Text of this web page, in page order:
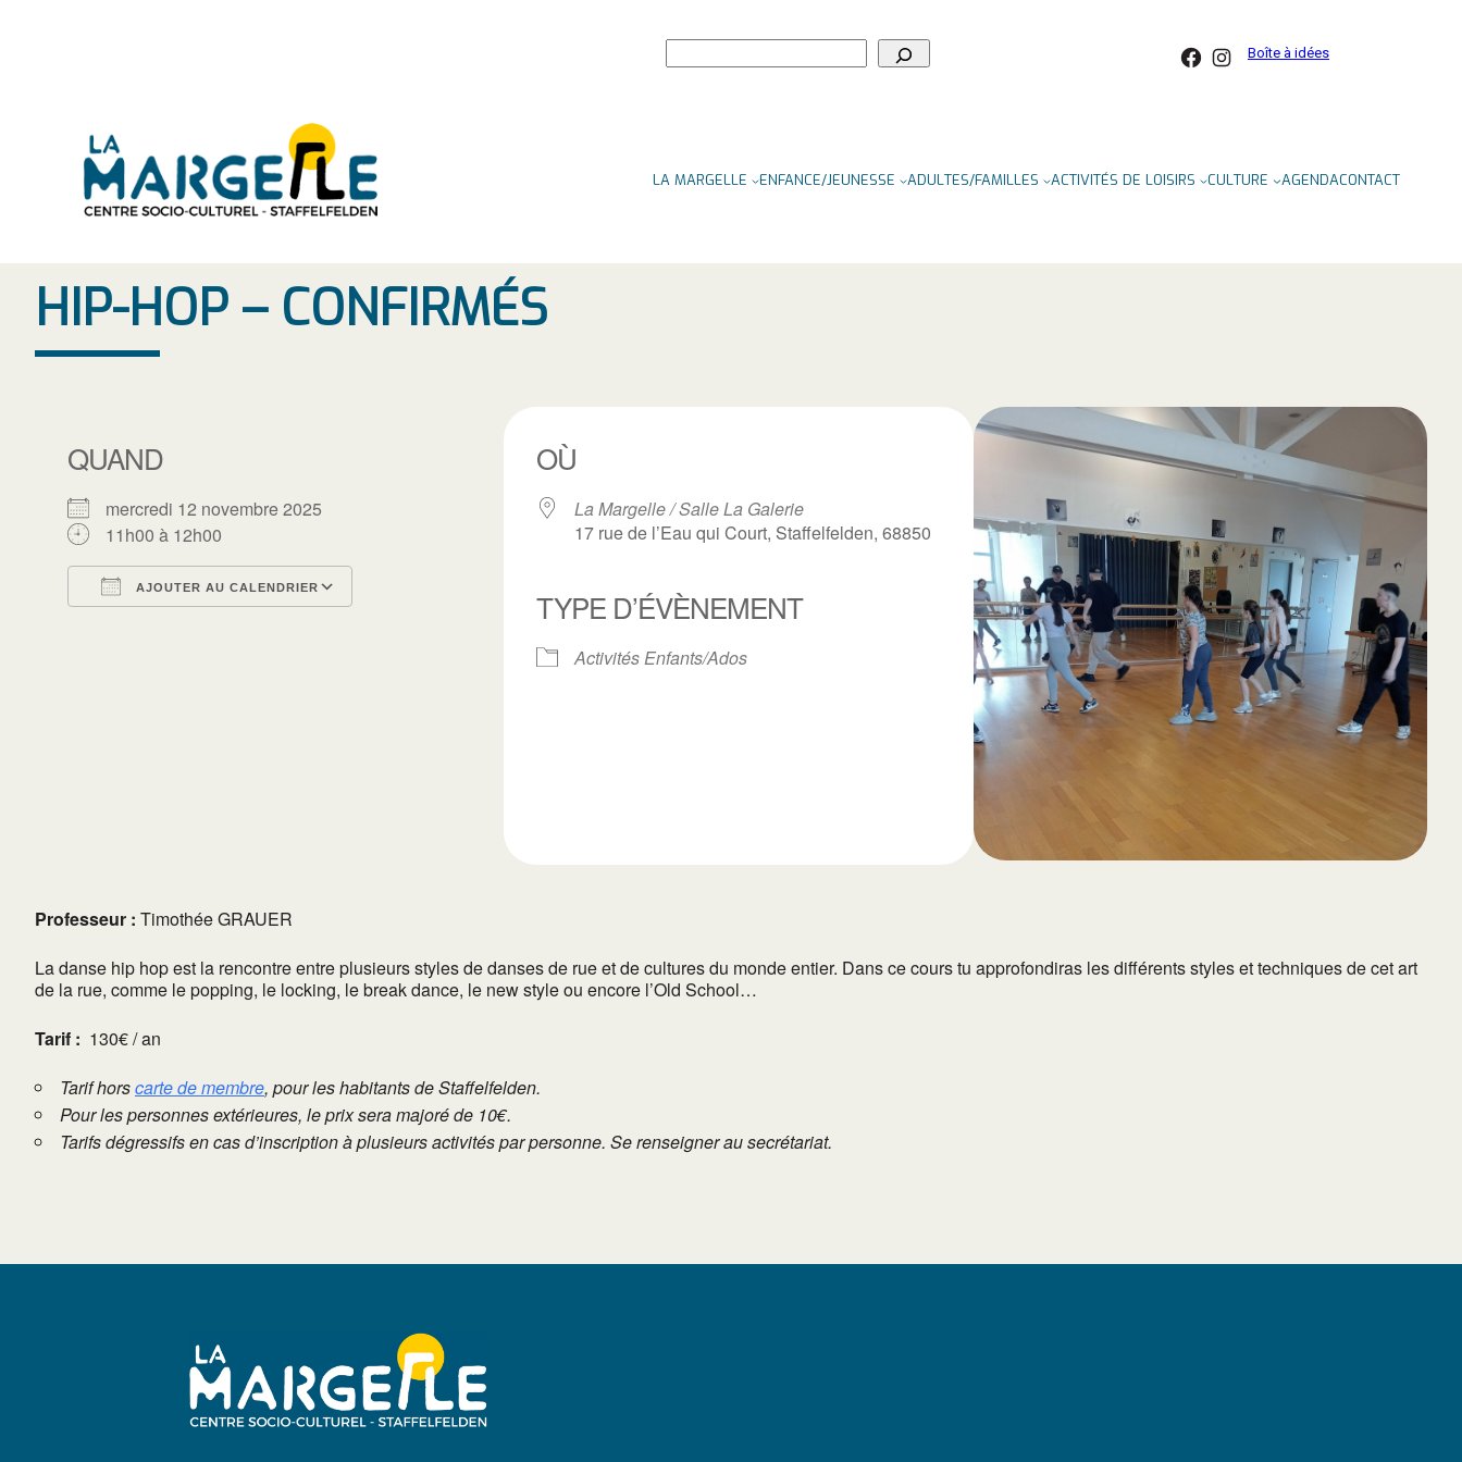
Facebook
Instagram
Boîte à idées
LA MARGELLE ENFANCE/JEUNESSE ADULTES/FAMILLES ACTIVITÉS DE LOISIRS CULTURE AGENDACONTACT
HIP-HOP – CONFIRMÉS
QUAND
mercredi 12 novembre 2025
11h00 à 12h00
AJOUTER AU CALENDRIER
iCalendar Office 365 Outlook Live
OÙ
La Margelle / Salle La Galerie
17 rue de l’Eau qui Court, Staffelfelden, 68850
TYPE D’ÉVÈNEMENT
Activités Enfants/Ados
Professeur : Timothée GRAUER
La danse hip hop est la rencontre entre plusieurs styles de danses de rue et de cultures du monde entier. Dans ce cours tu approfondiras les différents styles et techniques de cet art
de la rue, comme le popping, le locking, le break dance, le new style ou encore l’Old School…
Tarif : 130€ / an
Tarif horscarte de membre, pour les habitants de Staffelfelden.
Pour les personnes extérieures, le prix sera majoré de 10€.
Tarifs dégressifs en cas d’inscription à plusieurs activités par personne. Se renseigner au secrétariat.